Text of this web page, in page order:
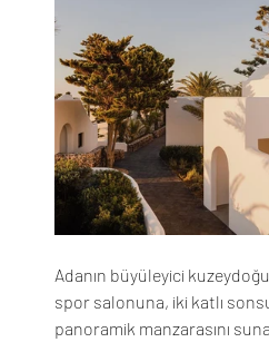
Adanın büyüleyici
spor salonuna, iki katlı
panoramik manzarasını